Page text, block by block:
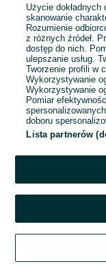
Doświadczenie
System
Samochód
Dzisiaj o 06:15
Strona główna Praca
barber - Mazowieckie
KATEGORIA
Zadzwoń /
Użycie
skanowanie
Rozumienie
z różnych źródeł.
dostęp do nich.
ulepszanie usług.
Tworzenie profili w
Wykorzystywanie
Wykorzystywanie
Pomiar
doboru
Lista partnerów